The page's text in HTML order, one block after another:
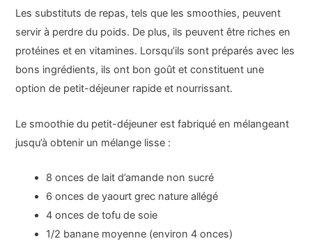
Les substituts de repas, tels que les smoothies, peuvent
servir à perdre du poids. De plus, ils peuvent être riches en
protéines et en vitamines. Lorsqu’ils sont préparés avec les
bons ingrédients, ils ont bon goût et constituent une
option de petit-déjeuner rapide et nourrissant.
Le smoothie du petit-déjeuner est fabriqué en mélangeant
jusqu’à obtenir un mélange lisse :
8 onces de lait d’amande non sucré
6 onces de yaourt grec nature allégé
4 onces de tofu de soie
1/2 banane moyenne (environ 4 onces)